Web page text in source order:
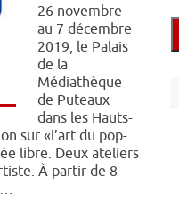
26 novembre
au 7 décembre
2019, le Palais
de la
Médiathèque
de Puteaux
dans les Hauts-
sur «l’art du pop-
libre. Deux ateliers
À partir de 8